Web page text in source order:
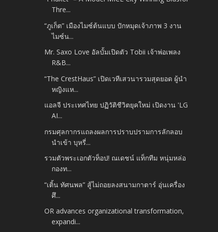
Thre...
“ภูเก็ต” เมืองไมซ์ต้นแบบ ปักหมุดเจ้าภาพ 3 งาน
ไมซ์น...
Mr. Saxo Love อัลบั้มเปิดตัว Tobii เจ้าพ่อเพลง
R&B...
“The CrestHaus” เปิดเวทีเสวนารวมสุดยอด ผู้นำ
หญิงแห...
แอลจี ประเทศไทย ปฏิวัติชีวิตยุคใหม่ เปิดงาน 'LG
AI...
กรมศุลกากรแถลงผลการปราบปรามการลักลอบ
นำเข้า บุหรี่...
รวมตัวพระเอกตัวท็อป! ณเดชน์ แท็กทีม หนุ่มหล่อ
กองท...
“เติ้น ทัศนพล” สู้ไม่ถอยลงสนามกาตาร์ อุ่นเครื่อง
ศึ...
OR advances organizational transformation,
expandi...